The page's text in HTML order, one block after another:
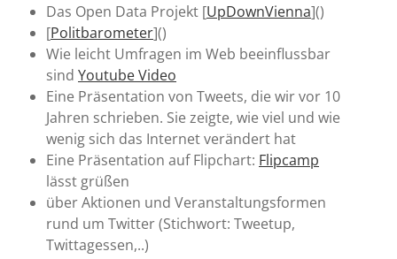
Das Open Data Projekt [UpDownVienna]()
[Politbarometer]()
Wie leicht Umfragen im Web beeinflussbar
sind Youtube Video
Eine Präsentation von Tweets, die wir vor 10
Jahren schrieben. Sie zeigte, wie viel und wie
wenig sich das Internet verändert hat
Eine Präsentation auf Flipchart: Flipcamp
lässt grüßen
über Aktionen und Veranstaltungsformen
rund um Twitter (Stichwort: Tweetup,
Twittagessen,..)